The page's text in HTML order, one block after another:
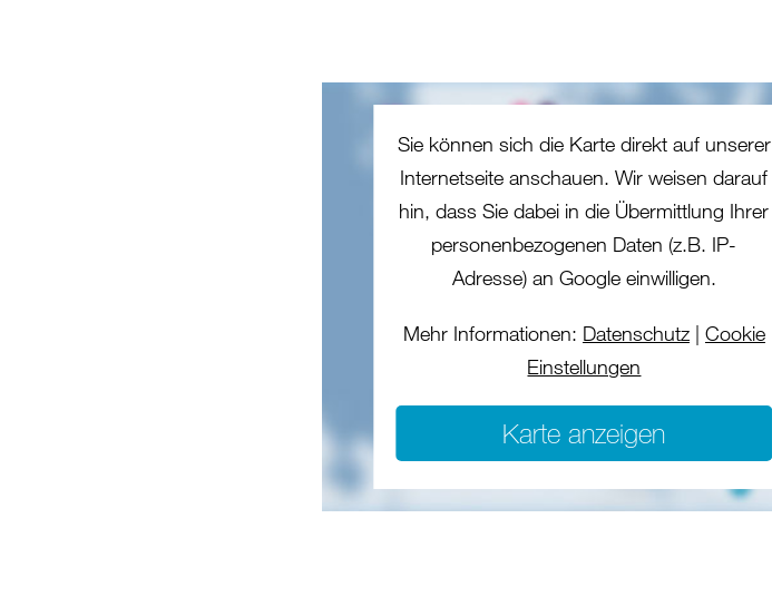
Sie können sich die Karte direkt auf unserer
Internetseite anschauen. Wir weisen darauf
hin, dass Sie dabei in die Übermittlung Ihrer
personenbezogenen Daten (z.B. IP-
Adresse) an Google einwilligen.
Mehr Informationen: Datenschutz| Cookie
Einstellungen
Karte anzeigen